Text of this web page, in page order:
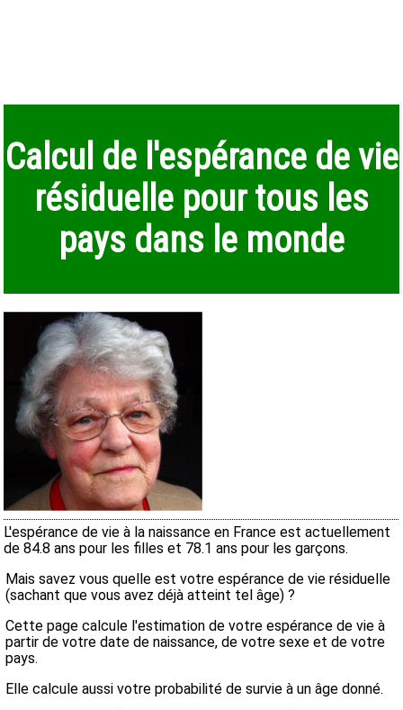
Calcul de l'espérance de vie
résiduelle pour tous les
pays dans le monde
L'espérance de vie à la naissance en France est actuellement
de 84.8 ans pour les filles et 78.1 ans pour les garçons.
Mais savez vous quelle est votre espérance de vie résiduelle
(sachant que vous avez déjà atteint tel âge) ?
Cette page calcule l'estimation de votre espérance de vie à
partir de votre date de naissance, de votre sexe et de votre
pays.
Elle calcule aussi votre probabilité de survie à un âge donné.